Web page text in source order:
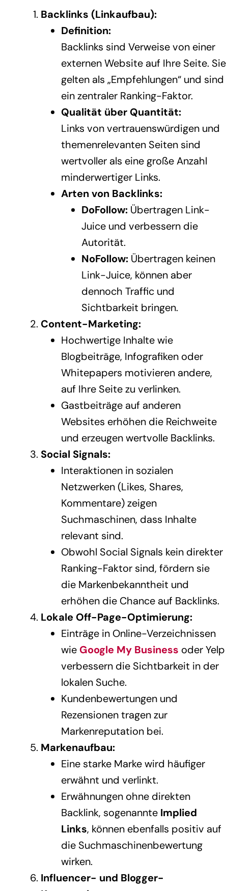
Backlinks (Linkaufbau):
Definition:
Backlinks sind Verweise von einer
externen Website auf Ihre Seite. Sie
gelten als „Empfehlungen“ und sind
ein zentraler Ranking-Faktor.
Qualität über Quantität:
Links von vertrauenswürdigen und
themenrelevanten Seiten sind
wertvoller als eine große Anzahl
minderwertiger Links.
Arten von Backlinks:
DoFollow: Übertragen Link-
Juice und verbessern die
Autorität.
NoFollow: Übertragen keinen
Link-Juice, können aber
dennoch Traffic und
Sichtbarkeit bringen.
Content-Marketing:
Hochwertige Inhalte wie
Blogbeiträge, Infografiken oder
Whitepapers motivieren andere,
auf Ihre Seite zu verlinken.
Gastbeiträge auf anderen
Websites erhöhen die Reichweite
und erzeugen wertvolle Backlinks.
Social Signals:
Interaktionen in sozialen
Netzwerken (Likes, Shares,
Kommentare) zeigen
Suchmaschinen, dass Inhalte
relevant sind.
Obwohl Social Signals kein direkter
Ranking-Faktor sind, fördern sie
die Markenbekanntheit und
erhöhen die Chance auf Backlinks.
Lokale Off-Page-Optimierung:
Einträge in Online-Verzeichnissen
wie Google My Business oder Yelp
verbessern die Sichtbarkeit in der
lokalen Suche.
Kundenbewertungen und
Rezensionen tragen zur
Markenreputation bei.
Markenaufbau:
Eine starke Marke wird häufiger
erwähnt und verlinkt.
Erwähnungen ohne direkten
Backlink, sogenannte Implied
Links, können ebenfalls positiv auf
die Suchmaschinenbewertung
wirken.
Influencer- und Blogger-